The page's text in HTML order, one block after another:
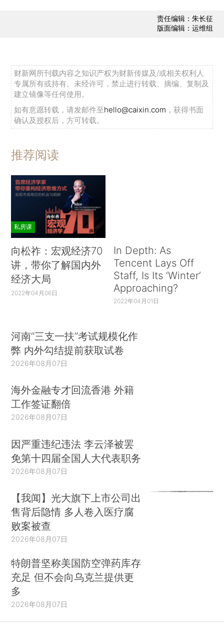
责任编辑：朱长征
版面编辑：运维组
财新网所刊载内容之知识产权为财新传媒及/或相关权利人
专属所有或持有。未经许可，禁止进行转载、摘编、复制及
建立镜像等任何使用。
如有意愿转载，请发邮件至hello@caixin.com ，获得书面
确认及授权后，方可转载。
推荐阅读
私房课
向松祚：宏观经济70
讲，带你了解国内外
经济大局
2022年04月06日
In Depth: As
Tencent Lays Off
Staff, Is Its ‘Winter’
Approaching?
2022年04月01日
河南“三支一扶”考试规模化作
弊 内外勾结提前获取试卷
2026年08月07日
海外金融专才回流香港 外籍
工作签证翻倍
2026年08月07日
因严重违纪违法 李云泽被罢
免第十四届全国人大代表职务
2026年08月07日
【我闻】光大旗下上市公司出
售背后隐情 多人卷入医疗腐
败案被查
2026年08月07日
特朗普坚称美国防空弹药库存
充足 但不会向乌克兰提供更
多
2026年08月07日